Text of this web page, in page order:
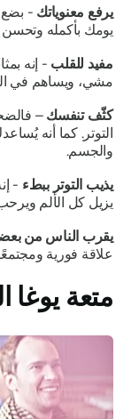
يرفع معنوياتك- بضع
يومك بأكمله وتحسن
مفيد للقلب- إنه
مشي، ويساهم في
كثّف تنفسك–
التوتر. كما أنه
والجسم.
يذيب التوتر ببطء- إنه
يزيل كل الألم ويرحب
يقرب الناس من
علاقة فورية
متعة يوغا